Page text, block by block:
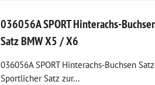
036056A SPORT Hinterachs-
Satz BMW X5 / X6
036056A SPORT Hinterachs-Buchsen
Sportlicher Satz zur...